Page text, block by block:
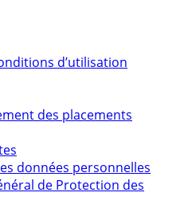
d’utilisation
des placements
données personnelles
de Protection des